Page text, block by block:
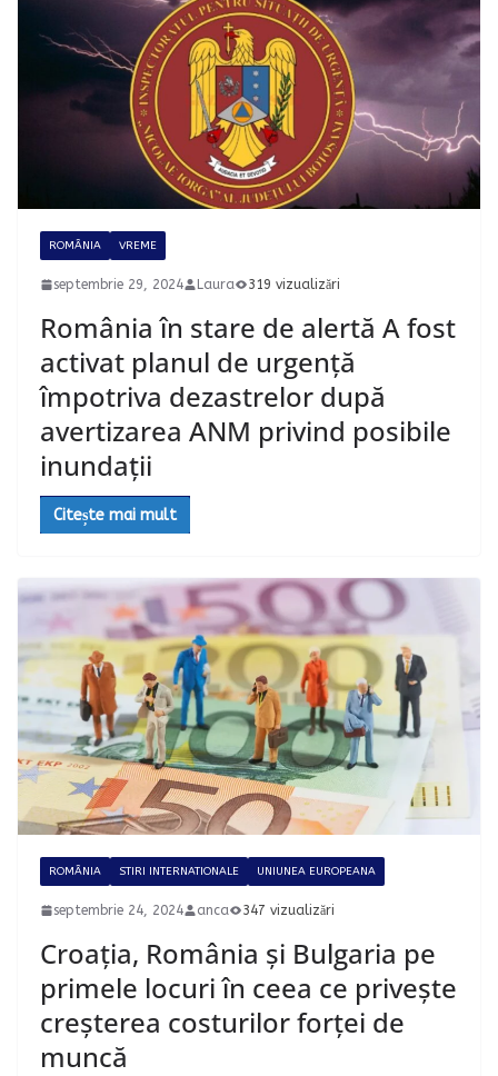
ROMÂNIA VREME
septembrie 29, 2024 Laura 319 vizualizări
România în stare de alertă A fost
activat planul de urgență
împotriva dezastrelor după
avertizarea ANM privind posibile
inundații
Citește mai mult
ROMÂNIA STIRI INTERNATIONALE UNIUNEA EUROPEANA
septembrie 24, 2024 anca 347 vizualizări
Croația, România și Bulgaria pe
primele locuri în ceea ce privește
creșterea costurilor forței de
muncă